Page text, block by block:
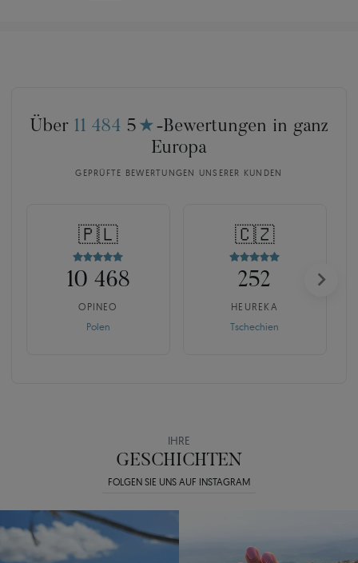
Über 11 484 5 ★ -Bewertungen in ganz
Europa
GEPRÜFTE BEWERTUNGEN UNSERER KUNDEN
🇵🇱
10 468
OPINEO
Polen
🇨🇿
252
HEUREKA
Tschechien
IHRE
GESCHICHTEN
FOLGEN SIE UNS AUF INSTAGRAM